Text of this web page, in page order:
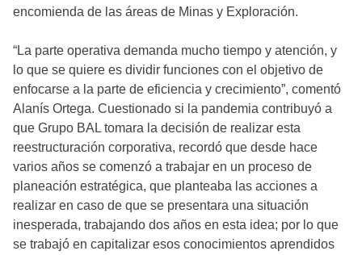
encomienda de las áreas de Minas y Exploración.
“La parte operativa demanda mucho tiempo y atención, y
lo que se quiere es dividir funciones con el objetivo de
enfocarse a la parte de eficiencia y crecimiento”, comentó
Alanís Ortega. Cuestionado si la pandemia contribuyó a
que Grupo BAL tomara la decisión de realizar esta
reestructuración corporativa, recordó que desde hace
varios años se comenzó a trabajar en un proceso de
planeación estratégica, que planteaba las acciones a
realizar en caso de que se presentara una situación
inesperada, trabajando dos años en esta idea; por lo que
se trabajó en capitalizar esos conocimientos aprendidos